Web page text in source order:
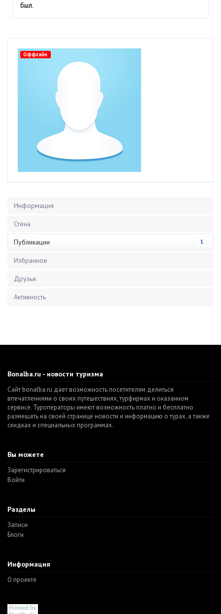
был.
Оффлайн
Информация
Стена
Публикации 1
Избранное
Друзья
Активность
Bonalba.ru - новости туризма
Сайт bonalba.ru дает возможность посетителям делиться
впечатлениями о своих путешествиях, турфирмах и оказанном
сервисе. Туроператоры имеют возможность платно и бесплатно
размещать на своей странице новости и информацию о турах, а также
скидках и специальных программах.
Вы можете
Зарегистрироваться
Войти
Разделы
Записи
Блоги
Информация
О проекте